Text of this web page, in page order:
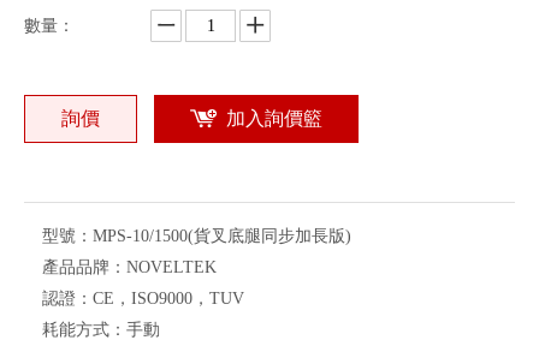
數量：
詢價 加入詢價籃
型號： MPS-10/1500(貨叉底腿同步加長版)
產品品牌： NOVELTEK
認證： CE，ISO9000，TUV
耗能方式： 手動